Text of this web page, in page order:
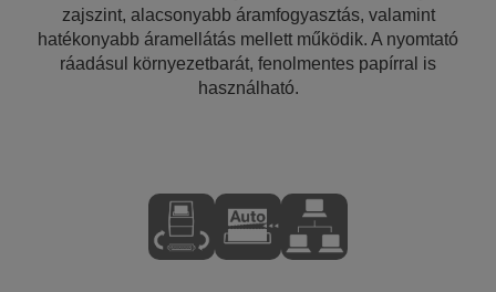
zajszint, alacsonyabb áramfogyasztás, valamint
hatékonyabb áramellátás mellett működik. A nyomtató
ráadásul környezetbarát, fenolmentes papírral is
használható.